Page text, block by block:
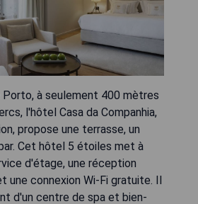
à seulement 400 mètres
l'hôtel Casa da Companhia,
propose une terrasse, un
Cet hôtel 5 étoiles met à
d'étage, une réception
une connexion Wi-Fi gratuite. Il
d'un centre de spa et bien-